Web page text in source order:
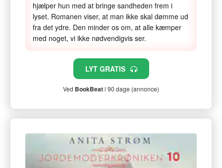
hjælper hun med at bringe sandheden frem i
lyset. Romanen viser, at man ikke skal dømme ud
fra det ydre. Den minder os om, at alle kæmper
med noget, vi ikke nødvendigvis ser.
LYT GRATIS
Ved BookBeati 90 dage (annonce)